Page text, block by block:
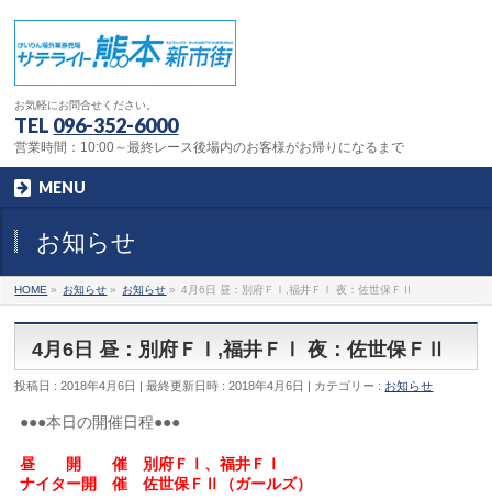
お気軽にお問合せください。
TEL 096-352-6000
営業時間：10:00～最終レース後場内のお客様がお帰りになるまで
MENU
お知らせ
HOME » お知らせ » お知らせ » 4月6日 昼：別府ＦⅠ,福井ＦⅠ 夜：佐世保ＦⅡ
4月6日 昼：別府ＦⅠ,福井ＦⅠ 夜：佐世保ＦⅡ
投稿日 : 2018年4月6日 最終更新日時 : 2018年4月6日 カテゴリー : お知らせ
●●●本日の開催日程●●●
昼 開 催 別府ＦⅠ、福井ＦⅠ
ナイター開 催 佐世保ＦⅡ（ガールズ）